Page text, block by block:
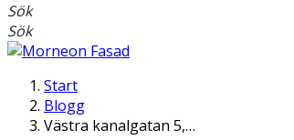
Sök
Sök
Start
Blogg
Västra kanalgatan 5,…